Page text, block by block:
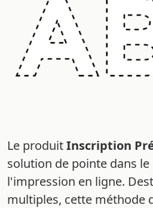
Le produitInscription
solution de pointe dans
l'impression en ligne.
multiples, cette méthode